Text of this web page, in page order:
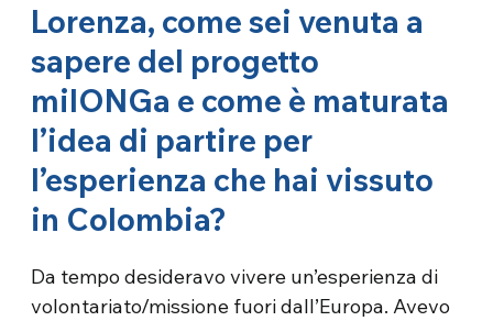
Lorenza, come sei venuta a
sapere del progetto
milONGa e come è maturata
l’idea di partire per
l’esperienza che hai vissuto
in Colombia?
Da tempo desideravo vivere un’esperienza di
volontariato/missione fuori dall’Europa. Avevo